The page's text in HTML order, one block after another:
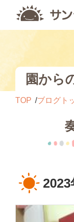
園から
TOP ブログト
2023